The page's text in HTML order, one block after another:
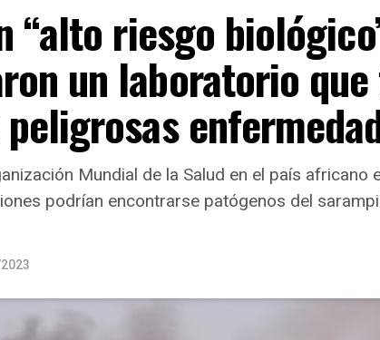
“alto riesgo
un laboratorio
Mundial de la Salud en el país africano
podrían encontrarse patógenos del